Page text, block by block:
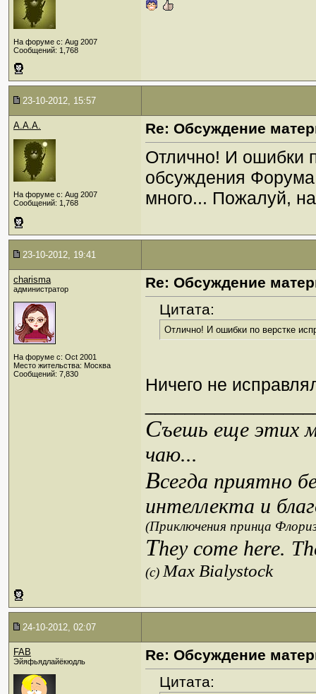
На форуме с: Aug 2007
Сообщений: 1,768
23-10-2012, 15:57
A.A.A.
На форуме с: Aug 2007
Сообщений: 1,768
Re: Обсуждение
Отлично! И ошибки
обсуждения
много... Пожалуй,
23-10-2012, 19:41
charisma
администратор
На форуме с: Oct 2001
Место жительства: Москва
Сообщений: 7,830
Re: Обсуждение
Цитата:
Отлично! И ошибки по верстке
Ничего не
Съешь еще этих
чаю...
Всегда приятно
интеллекта и
(Приключения принца
They come here.
(c)Max Bialystock
24-10-2012, 02:07
FAB
Эйяфьядлайёкюдль
Re: Обсуждение
Цитата: